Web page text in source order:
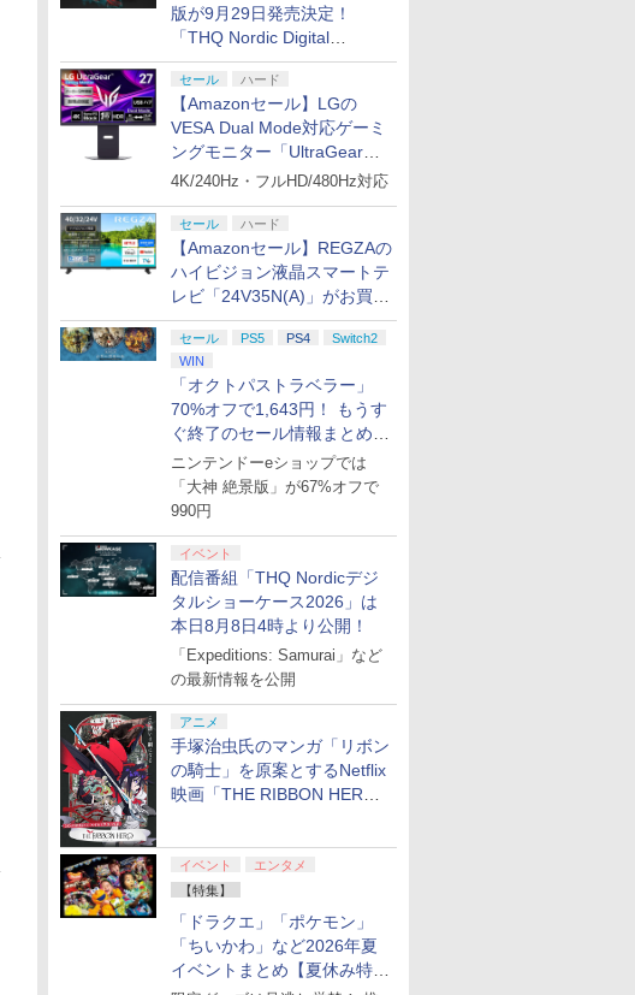
版が9月29日発売決定！
「THQ Nordic Digital
Showcase 2026」まとめ
セール ハード
【Amazonセール】LGの
VESA Dual Mode対応ゲーミ
ングモニター「UltraGear
27G850A-B」がお買い得！
4K/240Hz・フルHD/480Hz対応
セール ハード
【Amazonセール】REGZAの
ハイビジョン液晶スマートテ
レビ「24V35N(A)」がお買い
得！
セール PS5 PS4
Switch2
WIN
「オクトパストラベラー」
70%オフで1,643円！ もうす
ぐ終了のセール情報まとめ
【8月8日更新】
ニンテンドーeショップでは
「大神 絶景版」が67%オフで
990円
イベント
配信番組「THQ Nordicデジ
タルショーケース2026」は
本日8月8日4時より公開！
「Expeditions: Samurai」など
の最新情報を公開
アニメ
手塚治虫氏のマンガ「リボン
の騎士」を原案とするNetflix
映画「THE RIBBON HERO
イベント
エンタメ
【特集】
「ドラクエ」「ポケモン」
「ちいかわ」など2026年夏
イベントまとめ【夏休み特